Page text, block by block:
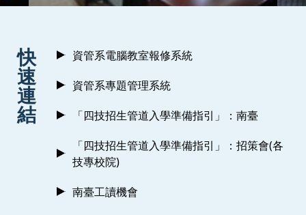
快
速
連
結
資管系電腦教室報修系統
資管系專題管理系統
「四技招生管道入學準備指引」：南臺
「四技招生管道入學準備指引」：招策會(各
技專校院)
南臺工讀機會